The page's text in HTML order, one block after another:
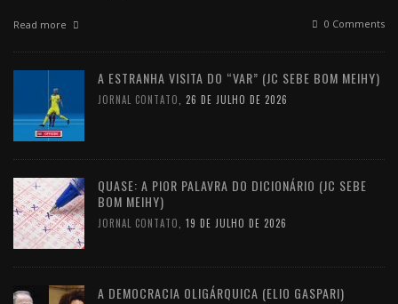
Read more 0 Comments
A ESTRANHA VISITA DO “VAR” (JC SEBE BOM MEIHY)
JORNAL CONTATO 26 DE JULHO DE 2026
QUASE: A PIOR PALAVRA DO DICIONÁRIO (JC SEBE
BOM MEIHY)
JORNAL CONTATO 19 DE JULHO DE 2026
A DEMOCRACIA OLIGÁRQUICA (ELIO GASPARI)